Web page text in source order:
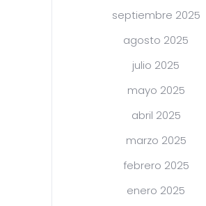
septiembre 2025
agosto 2025
julio 2025
mayo 2025
abril 2025
marzo 2025
febrero 2025
enero 2025